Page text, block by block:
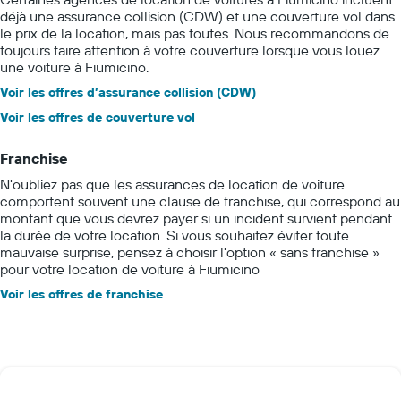
déjà une assurance collision (CDW) et une couverture vol dans
le prix de la location, mais pas toutes. Nous recommandons de
toujours faire attention à votre couverture lorsque vous louez
une voiture à Fiumicino.
Voir les offres d’assurance collision (CDW)
Voir les offres de couverture vol
Franchise
N'oubliez pas que les assurances de location de voiture
comportent souvent une clause de franchise, qui correspond au
montant que vous devrez payer si un incident survient pendant
la durée de votre location. Si vous souhaitez éviter toute
mauvaise surprise, pensez à choisir l'option « sans franchise »
pour votre location de voiture à Fiumicino
Voir les offres de franchise